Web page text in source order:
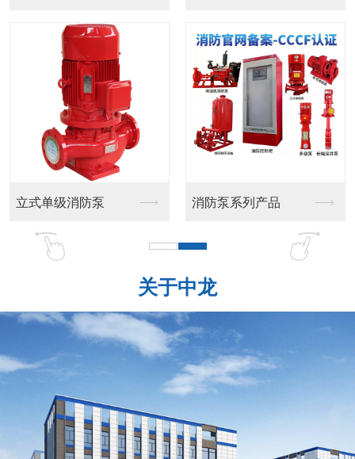
潜水排污泵系列 无负压罐
关于中龙